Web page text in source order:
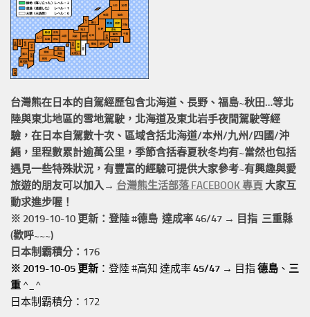
台灣熊在日本的 自駕經歷包含北海道、長野、福島~秋田…等北
陸與東北地區的雪地駕駛 ，北海道及東北岩手夜間駕駛等經
驗，在日本自駕數十次、區域含括北海道/本州/九州/四國/沖
繩， 里程數累計逾萬公里 ，季節含括春夏秋冬均有~當然也包括
遇見一些特殊狀況，有豐富的經驗可提供大家參考~有興趣與愛
旅遊的朋友可以加入→ 台灣熊生活部落 FACEBOOK 專頁 大家互
動求進步喔！
※ 2019-10-10 更新：登陸 #德島 達成率 46/47 → 目指 三重縣
(歡呼~~~)
日本制霸積分：176
※ 2019-10-05 更新 ：登陸 #高知 達成率45/47 → 目指德島 、 三
重 ^_^
日本制霸積分：172